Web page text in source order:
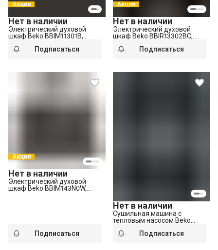
Акция
Нет в наличии
Электрический духовой
шкаф Beko BBIM11301B,
Подписаться
Акция
Нет в наличии
Электрический духовой
шкаф Beko BBIR13302BC,
Подписаться
Акция
Нет в наличии
Электрический духовой
шкаф Beko BBIM143N0W,
Подписаться
Нет в наличии
Сушильная машина с
тепловым насосом Beko
Подписаться